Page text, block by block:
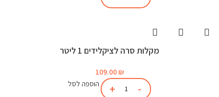
מקלות סרה לציקלידים 1 ליטר
109.00 ₪
הוספה לסל